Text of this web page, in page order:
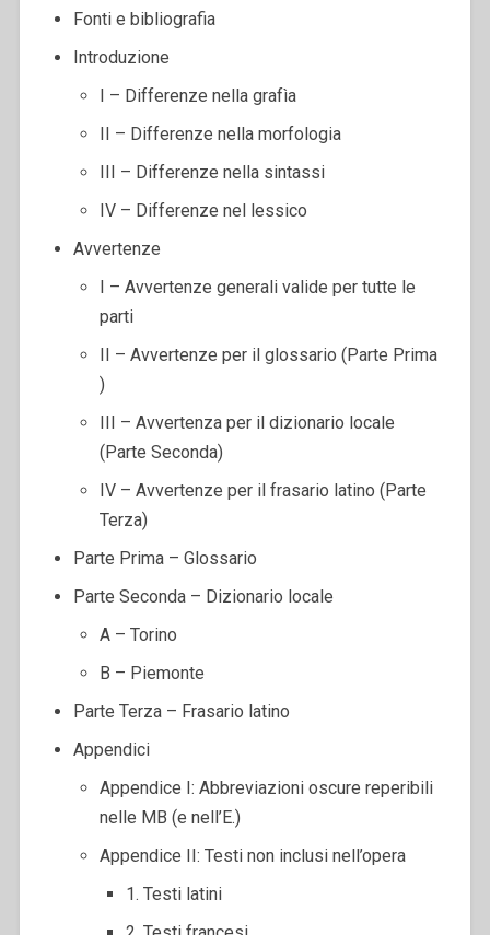
Fonti e bibliografia
Introduzione
I – Differenze nella grafìa
II – Differenze nella morfologia
III – Differenze nella sintassi
IV – Differenze nel lessico
Avvertenze
I – Avvertenze generali valide per tutte le
parti
II – Avvertenze per il glossario (Parte Prima
)
III – Avvertenza per il dizionario locale
(Parte Seconda)
IV – Avvertenze per il frasario latino (Parte
Terza)
Parte Prima – Glossario
Parte Seconda – Dizionario locale
A – Torino
B – Piemonte
Parte Terza – Frasario latino
Appendici
Appendice I: Abbreviazioni oscure reperibili
nelle MB (e nell’E.)
Appendice II: Testi non inclusi nell’opera
1. Testi latini